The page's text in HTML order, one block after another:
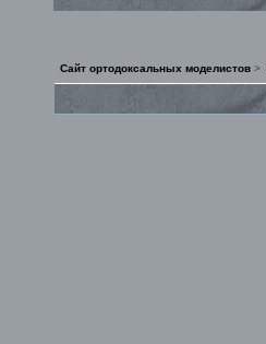
Сайт ортодоксальных моделистов >